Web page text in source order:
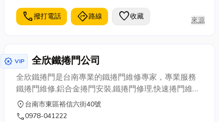
call撥打電話 directions路線 favorite收藏 來源
award_star VIP 全欣鐵捲門公司
全欣鐵捲門是台南專業的鐵捲門維修專家，專業服務
鐵捲門維修,鋁合金捲門安裝,鐵捲門修理,快速捲門維修,
捲門故障,捲門安裝,電動捲門故障維修,快速捲門施工，
24H解決各式鐵捲門問題，不管是快速捲門、電動捲
location_on 台南市東區裕信六街40號
call0978-041222